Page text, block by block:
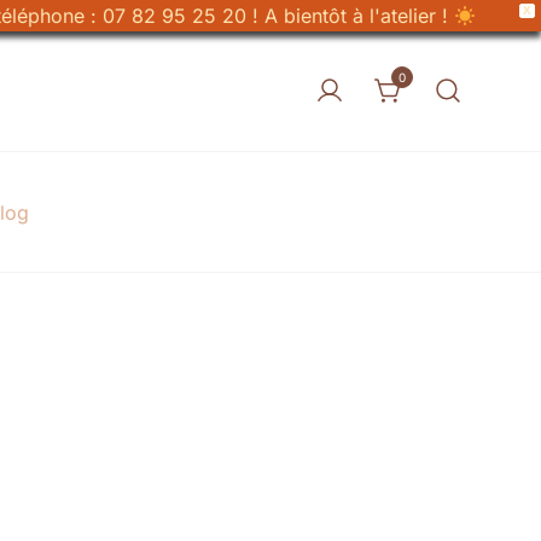
X
: 07 82 95 25 20 ! A bientôt à l'atelier !
0